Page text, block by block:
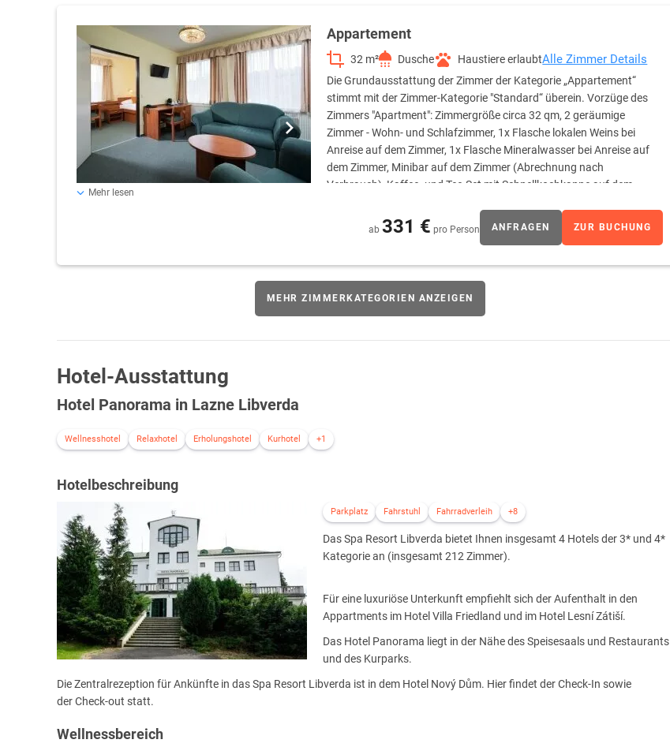
Appartement
32 m² Dusche Haustiere erlaubtAlle Zimmer Details
Die Grundausstattung der Zimmer der Kategorie „Appartement“
stimmt mit der Zimmer-Kategorie "Standard“ überein. Vorzüge des
Zimmers "Apartment": Zimmergröße circa 32 qm, 2 geräumige
Zimmer - Wohn- und Schlafzimmer, 1x Flasche lokalen Weins bei
Anreise auf dem Zimmer, 1x Flasche Mineralwasser bei Anreise auf
dem Zimmer, Minibar auf dem Zimmer (Abrechnung nach
Verbrauch), Kaffee- und Tee-Set mit Schnellkochkanne auf dem
Mehr lesen
ab 331 € pro Person ANFRAGEN ZUR BUCHUNG
MEHR ZIMMERKATEGORIEN ANZEIGEN
Hotel-Ausstattung
Hotel Panorama in Lazne Libverda
Wellnesshotel Relaxhotel Erholungshotel Kurhotel +1
Hotelbeschreibung
Parkplatz Fahrstuhl Fahrradverleih +8
Das Spa Resort Libverda bietet Ihnen insgesamt 4 Hotels der 3* und 4*
Kategorie an (insgesamt 212 Zimmer).
Für eine luxuriöse Unterkunft empfiehlt sich der Aufenthalt in den
Appartments im Hotel Villa Friedland und im Hotel Lesní Zátiší.
Das Hotel Panorama liegt in der Nähe des Speisesaals und Restaurants
und des Kurparks.
Die Zentralrezeption für Ankünfte in das Spa Resort Libverda ist in dem Hotel Nový Dům. Hier findet der Check-In sowie
der Check-out statt.
Wellnessbereich